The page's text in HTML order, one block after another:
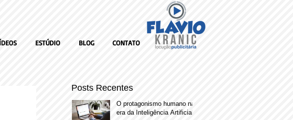
ESTÚDIO BLOG CONTATO
Posts Recentes
O protagonismo humano na
era da Inteligência Artificial